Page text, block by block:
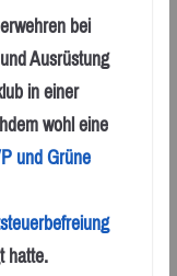
bei
Ausrüstung
in einer
wohl eine
und Grüne
hatte.